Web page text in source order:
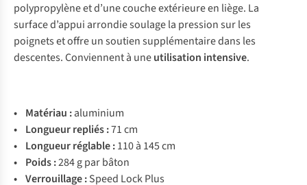
polypropylène et d’une couche extérieure en liège. La
surface d’appui arrondie soulage la pression sur les
poignets et offre un soutien supplémentaire dans les
descentes. Conviennent à uneutilisation intensive.
• Matériau :aluminium
• Longueur repliés :71 cm
• Longueur réglable :110 à 145 cm
• Poids :284 g par bâton
• Verrouillage :Speed Lock Plus